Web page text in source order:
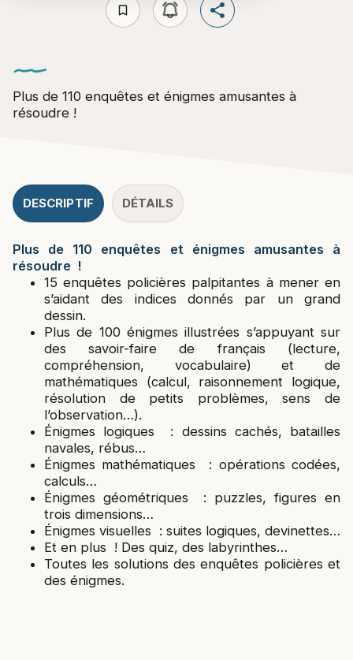
bookmark_border
Plus de 110 enquêtes et énigmes amusantes à
résoudre !
DESCRIPTIF DÉTAILS
Plus de 110 enquêtes et énigmes amusantes à
résoudre !
15 enquêtes policières palpitantes à mener en
s’aidant des indices donnés par un grand
dessin.
Plus de 100 énigmes illustrées s’appuyant sur
des savoir-faire de français (lecture,
compréhension, vocabulaire) et de
mathématiques (calcul, raisonnement logique,
résolution de petits problèmes, sens de
l’observation…).
Énigmes logiques : dessins cachés, batailles
navales, rébus…
Énigmes mathématiques : opérations codées,
calculs…
Énigmes géométriques : puzzles, figures en
trois dimensions…
Énigmes visuelles : suites logiques, devinettes…
Et en plus ! Des quiz, des labyrinthes…
Toutes les solutions des enquêtes policières et
des énigmes.